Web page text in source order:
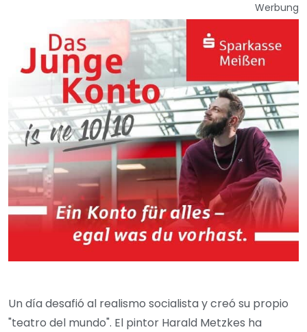
Werbung
Un día desafió al realismo socialista y creó su propio
"teatro del mundo". El pintor Harald Metzkes ha